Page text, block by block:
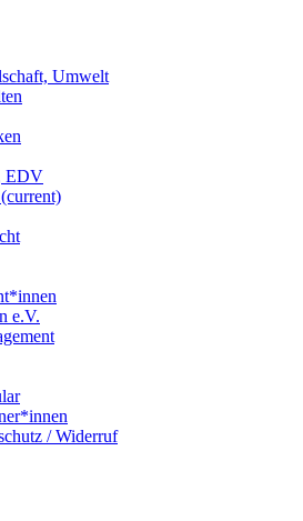
Umwelt
EDV
(current)
e.V.
/ Widerruf